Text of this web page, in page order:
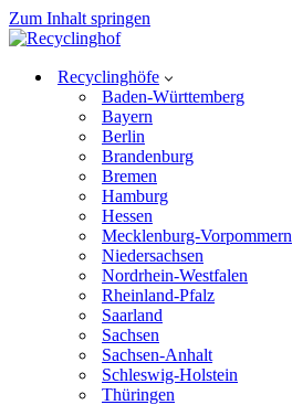
Zum Inhalt springen
Recyclinghöfe
Baden-Württemberg
Bayern
Berlin
Brandenburg
Bremen
Hamburg
Hessen
Mecklenburg-Vorpommern
Niedersachsen
Nordrhein-Westfalen
Rheinland-Pfalz
Saarland
Sachsen
Sachsen-Anhalt
Schleswig-Holstein
Thüringen